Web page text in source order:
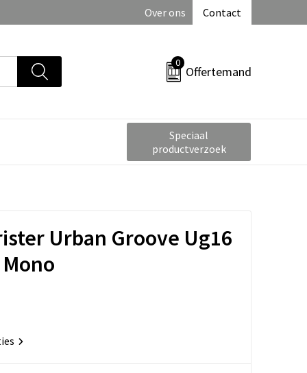
Over ons Contact
0
Offertemand
Speciaal
productverzoek
Urban Groove Ug16